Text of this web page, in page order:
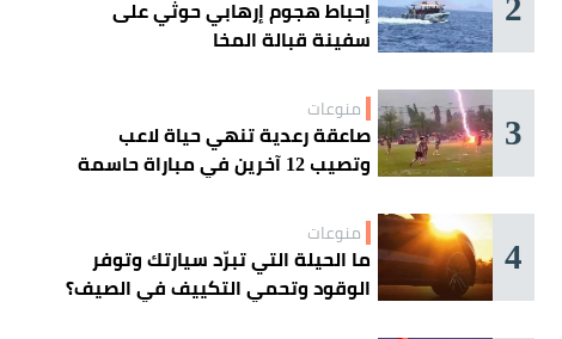
إحباط هجوم إرهابي حوثي على
سفينة قبالة المخا
3 منوعات
صاعقة رعدية تنهي حياة لاعب
وتصيب 12 آخرين في مباراة حاسمة
4 منوعات
ما الحيلة التي تبرّد سيارتك وتوفر
الوقود وتحمي التكييف في الصيف؟